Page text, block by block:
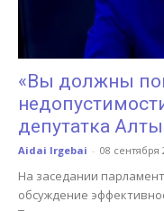
«Вы должны
депутатка
Aidai Irgebai - 08 сентября
На заседании
обсуждение